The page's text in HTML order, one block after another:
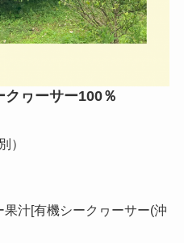
ヮーサー100％
）
汁[有機シークヮーサー(沖